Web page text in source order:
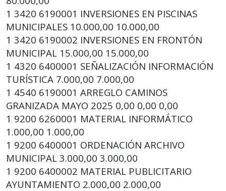
1 3420 6190001 INVERSIONES EN PISCINAS
MUNICIPALES 10.000,00 10.000,00
1 3420 6190002 INVERSIONES EN FRONTÓN
MUNICIPAL 15.000,00 15.000,00
1 4320 6400001 SEÑALIZACIÓN INFORMACIÓN
TURÍSTICA 7.000,00 7.000,00
1 4540 6190001 ARREGLO CAMINOS
GRANIZADA MAYO 2025 0,00 0,00 0,00
1 9200 6260001 MATERIAL INFORMÁTICO
1.000,00 1.000,00
1 9200 6400001 ORDENACIÓN ARCHIVO
MUNICIPAL 3.000,00 3.000,00
1 9200 6400002 MATERIAL PUBLICITARIO
AYUNTAMIENTO 2.000,00 2.000,00